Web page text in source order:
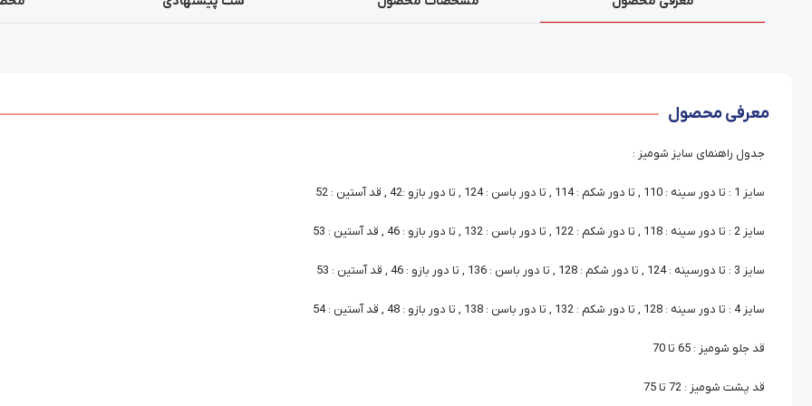
معرفی محصول
جدول راهنمای سایز شومیز :
سایز 1 : تا دور سینه : 110 , تا دور شکم : 114 , تا دور باسن : 124 , تا دور بازو :42 , قد آستین : 52
سایز 2 : تا دور سینه : 118 , تا دور شکم : 122 , تا دور باسن : 132 , تا دور بازو : 46 , قد آستین : 53
سایز 3 : تا دورسینه : 124 , تا دور شکم : 128 , تا دور باسن : 136 , تا دور بازو : 46 , قد آستین : 53
سایز 4 : تا دور سینه : 128 , تا دور شکم : 132 , تا دور باسن : 138 , تا دور بازو : 48 , قد آستین : 54
قد جلو شومیز : 65 تا 70
قد پشت شومیز : 72 تا 75